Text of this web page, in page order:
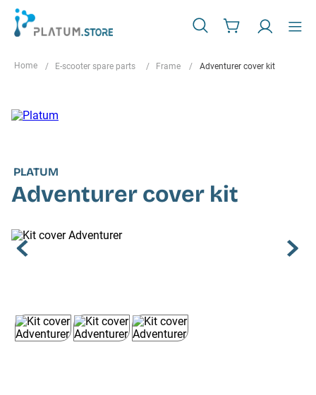
E-scooter spare parts Frame Adventurer cover kit
PLATUM
Adventurer cover kit